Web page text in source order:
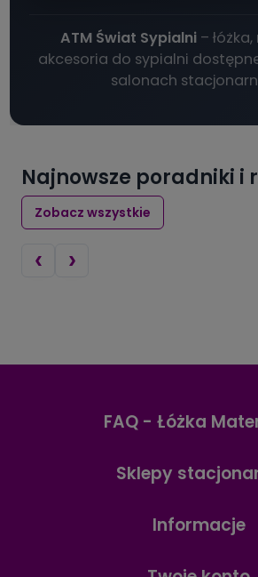
ATM Świat Sypialni –
akcesoria do sypialni
salonach
Najnowsze poradniki i
Zobacz wszystkie
‹ ›
FAQ - Łóżka
Sklepy
Informacje